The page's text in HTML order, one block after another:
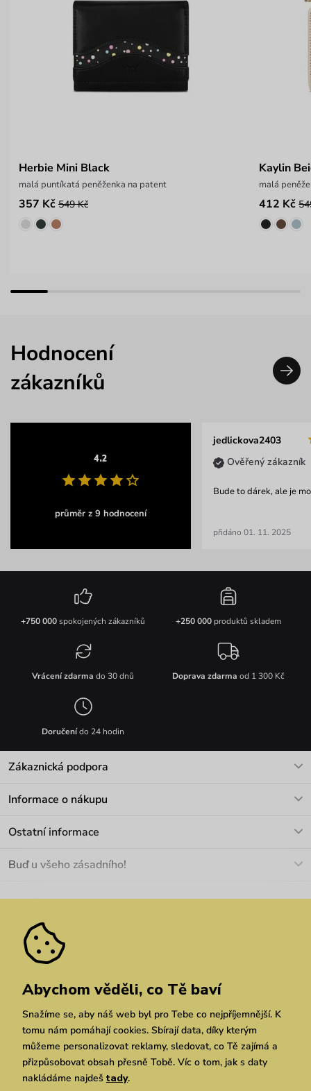
Herbie Mini Black
malá puntíkatá peněženka na patent
357 Kč 549 Kč
Kaylin
malá
412 Kč
Hodnocení
zákazníků
4.2
průměr z 9 hodnocení
jedlickova2403
Ověřený zákazník
Bude to dárek, ale je
přidáno 01. 11. 2025
+750 000spokojených zákazníků +250 000produktů skladem
Vrácení zdarma do 30 dnů Doprava zdarma od 1 300 Kč
Doručenído 24 hodin
Zákaznická podpora
Informace o nákupu
Materiály a údržba
Pozáruční opravy
Ostatní informace
Velkoobchod
We Care
Dárkové poukazy
Vuchlook
Prodejny
Praha Brno Chrudim
Buď u všeho zásadního!
Zásady ochrany osobních údajů
Abychom věděli, co Tě baví
Snažíme se, aby náš web byl pro Tebe co nejpříjemnější. K
tomu nám pomáhají cookies. Sbírají data, díky kterým
můžeme personalizovat reklamy, sledovat, co Tě zajímá a
přizpůsobovat obsah přesně Tobě. Víc o tom, jak s daty
nakládáme najdeš tady.